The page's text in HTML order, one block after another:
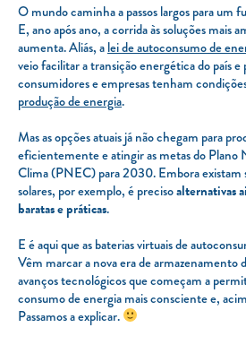
O mundo caminha a passos largos para um
E, ano após ano, a corrida às soluções mais
aumenta. Aliás, alei de autoconsumo de
veio facilitar a transição energética do país
consumidores e empresas tenham
produção de energia.
Mas as opções atuais já não chegam para
eficientemente e atingir as metas do Plano
Clima (PNEC) para 2030. Embora existam
solares, por exemplo, é precisoalternativas
baratas e práticas.
E é aqui que as baterias virtuais de
Vêm marcar a nova era de armazenamento
avanços tecnológicos que começam a
consumo de energia mais consciente e,
Passamos a explicar.